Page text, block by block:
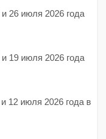
26 июля 2026 года
19 июля 2026 года
12 июля 2026 года в